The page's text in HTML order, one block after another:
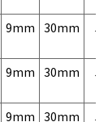
9mm 30mm
9mm 30mm
9mm 30mm